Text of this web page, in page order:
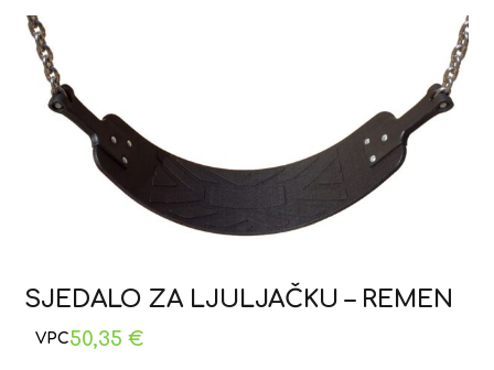
SJEDALO ZA LJULJAČKU – REMEN
50,35€